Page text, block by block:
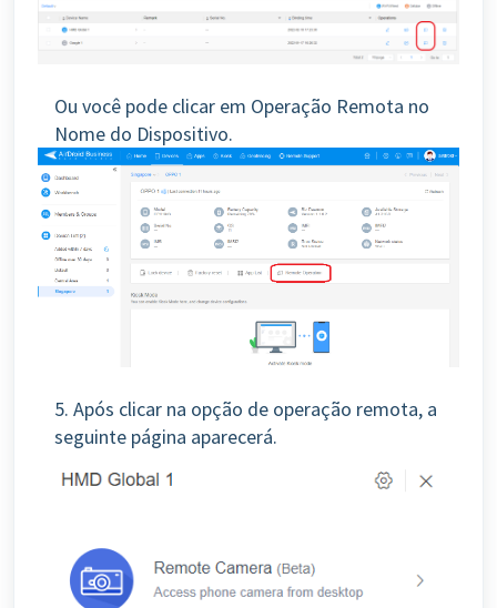
Ou você pode clicar em Operação Remota no
Nome do Dispositivo.
5. Após clicar na opção de operação remota, a
seguinte página aparecerá.